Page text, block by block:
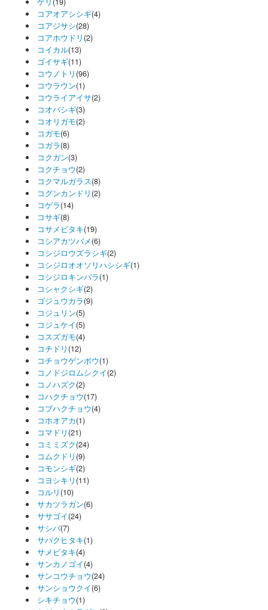
コアオアシシギ(4)
コアジサシ(28)
コアホウドリ (2)
コイカル(13)
ゴイサギ(11)
コウノトリ (96)
コウラウン(1)
コウライアイサ(2)
コオバシギ(3)
コオリガモ(2)
コガモ(6)
コガラ(8)
コクガン(3)
コクチョウ(2)
コクマルガラス(8)
コグンカンドリ (2)
コゲラ(14)
コサギ(8)
コサメビタキ(19)
コシアカツバメ(6)
コシジロウズラシギ(2)
コシジロオオソリハシシギ(1)
コシジロキンパラ(1)
コシャクシギ(2)
ゴジュウカラ(9)
コジュリン(5)
コジュケイ(5)
コスズガモ(4)
コチドリ (12)
コチョウゲンボウ(1)
コノドジロムシクイ(2)
コノハズク(2)
コハクチョウ(17)
コブハクチョウ(4)
コホオアカ(1)
コマドリ (21)
コミミズク(24)
コムクドリ (9)
コモンシギ(2)
コヨシキリ (11)
コルリ (10)
サカツラガン(6)
ササゴイ(24)
サシバ(7)
サバクヒタキ(1)
サメビタキ(4)
サンカノゴイ(4)
サンコウチョウ(24)
サンショウクイ(6)
シキチョウ(1)